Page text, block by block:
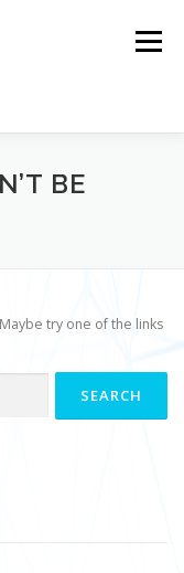
Menu
BE
try one of the links